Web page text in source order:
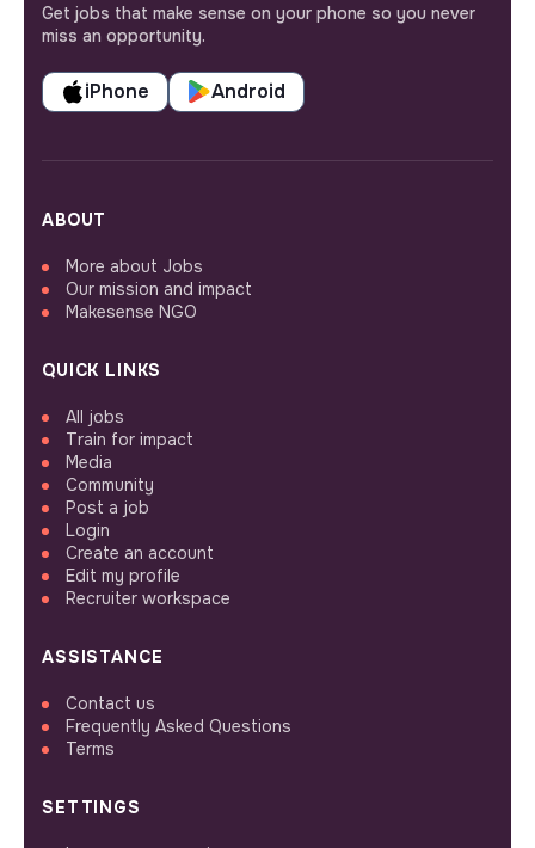
Get jobs that make sense on your phone so you never
miss an opportunity.
iPhone Android
ABOUT
More about Jobs
Our mission and impact
Makesense NGO
QUICK LINKS
All jobs
Train for impact
Media
Community
Post a job
Login
Create an account
Edit my profile
Recruiter workspace
ASSISTANCE
Contact us
Frequently Asked Questions
Terms
SETTINGS